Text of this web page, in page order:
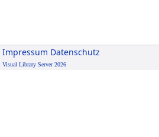
Impressum Datenschutz
Visual Library Server 2026